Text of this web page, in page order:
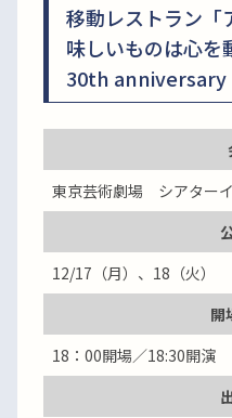
移動レストラン「
味しいものは心
30th anniversary
東京芸術劇場 シアター
12/17（月）、18（火）
開
18：00開場／18:30開演